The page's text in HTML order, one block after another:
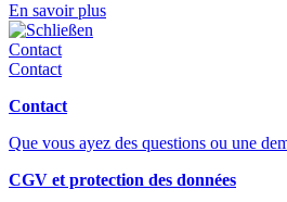
En savoir plus
Schließen
Contact
Contact
Contact
Que vous ayez des questions ou une
CGV et protection des données